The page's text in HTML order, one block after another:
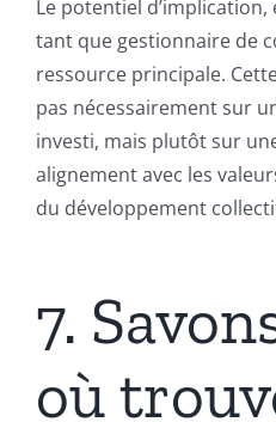
Le potentiel
tant que gestionnaire de
ressource principale.
pas nécessairement sur
investi, mais plutôt sur
alignement avec les
du développement
7.
où